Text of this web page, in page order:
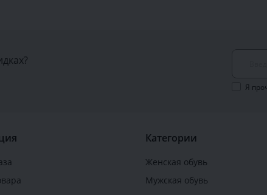
Я
Категории
Женская обувь
Мужская обувь